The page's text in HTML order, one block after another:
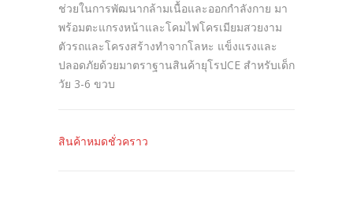
ช่วยในการพัฒนากล้ามเนื้อและออกกำลังกาย มา
พร้อมตะแกรงหน้าและโคมไฟโครเมียมสวยงาม
ตัวรถและโครงสร้างทำจากโลหะ แข็งแรงและ
ปลอดภัยด้วยมาตราฐานสินค้ายุโรปCE สำหรับเด็ก
วัย 3-6 ขวบ
สินค้าหมดชั่วคราว